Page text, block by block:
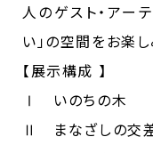
人のゲスト・アー
い」の空間をお楽し
【展示構成 】
Ⅰ いのちの木
Ⅱ まなざしの交